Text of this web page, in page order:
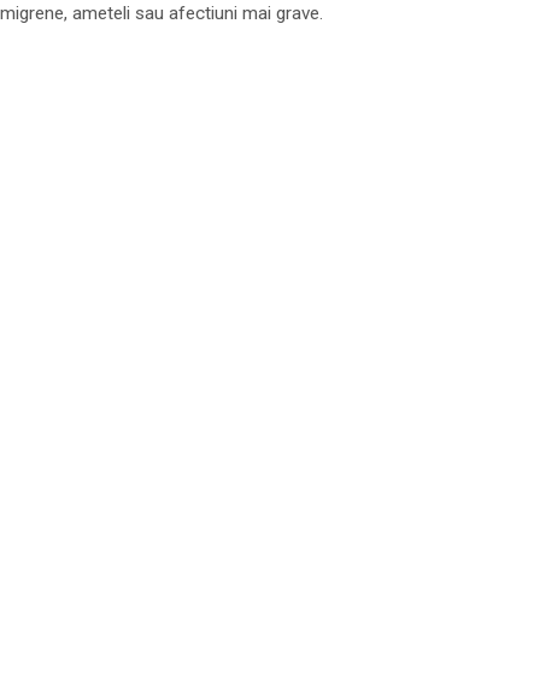
migrene, ameteli sau afectiuni mai grave.